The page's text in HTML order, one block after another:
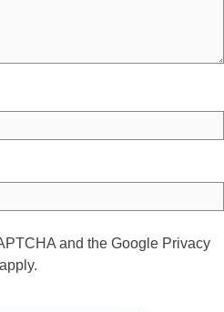
and the Google Privacy
apply.